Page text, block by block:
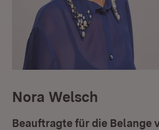
Nora Welsch
Beauftragte für die Belange